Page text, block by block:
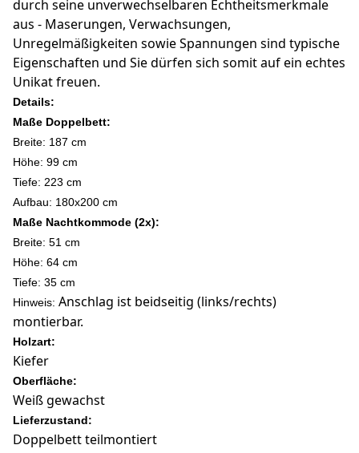
durch seine unverwechselbaren Echtheitsmerkmale
aus - Maserungen, Verwachsungen,
Unregelmäßigkeiten sowie Spannungen sind typische
Eigenschaften und Sie dürfen sich somit auf ein echtes
Unikat freuen.
Details:
Maße Doppelbett:
Breite: 187 cm
Höhe: 99 cm
Tiefe: 223 cm
Aufbau: 180x200 cm
Maße Nachtkommode (2x):
Breite: 51 cm
Höhe: 64 cm
Tiefe: 35 cm
Hinweis: Anschlag ist beidseitig (links/rechts)
montierbar.
Holzart:
Kiefer
Oberfläche:
Weiß gewachst
Lieferzustand:
Doppelbett teilmontiert